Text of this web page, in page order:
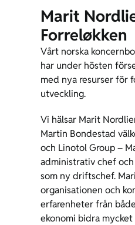
Marit
Forreløkken
Vårt norska
har under hösten
med nya resurser för
utveckling.
Vi hälsar Marit
Martin Bondestad
och Linotol Group –
administrativ chef
som ny driftschef.
organisationen och
erfarenheter från
ekonomi bidra